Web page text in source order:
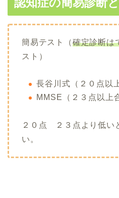
認知症の簡易診断
簡易テスト（確定診断は
スト）
長谷川式（２０点以
MMSE（２３点以上
２０点 ２３点より低い
い。